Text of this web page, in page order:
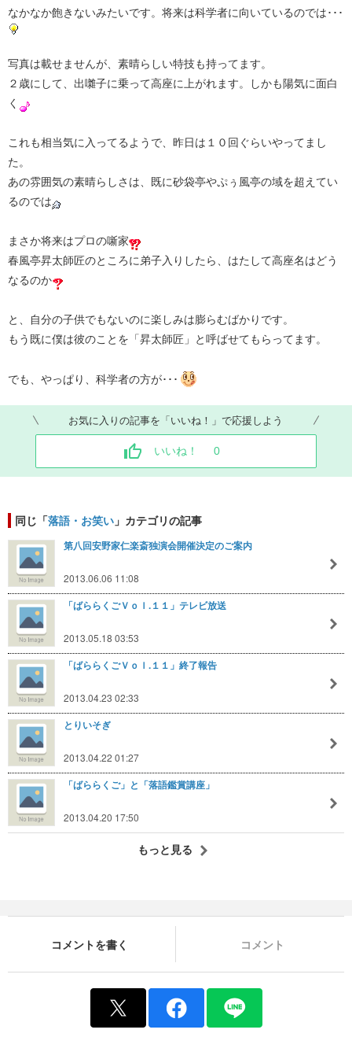
なかなか飽きないみたいです。将来は科学者に向いているのでは･･･
写真は載せませんが、素晴らしい特技も持ってます。
２歳にして、出囃子に乗って高座に上がれます。しかも陽気に面白
く
これも相当気に入ってるようで、昨日は１０回ぐらいやってまし
た。
あの雰囲気の素晴らしさは、既に砂袋亭やぷぅ風亭の域を超えてい
るのでは
まさか将来はプロの噺家
春風亭昇太師匠のところに弟子入りしたら、はたして高座名はどう
なるのか
と、自分の子供でもないのに楽しみは膨らむばかりです。
もう既に僕は彼のことを「昇太師匠」と呼ばせてもらってます。
でも、やっぱり、科学者の方が･･･
お気に入りの記事を「いいね！」で応援しよう
いいね！ 0
同じ「落語・お笑い 」カテゴリの記事
第八回安野家仁楽斎独演会開催決定のご案内
2013.06.06 11:08
「ばららくごＶｏｌ.１１」テレビ放送
2013.05.18 03:53
「ばららくごＶｏｌ.１１」終了報告
2013.04.23 02:33
とりいそぎ
2013.04.22 01:27
「ばららくご」と「落語鑑賞講座」
2013.04.20 17:50
もっと見る
コメントを書く コメント